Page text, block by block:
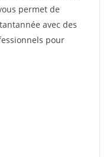
permet de
avec des
pour